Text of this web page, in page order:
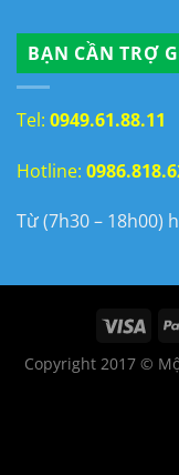
BẠN CẦN TRỢ
Tel: 0949.61.88.11
Hotline:
Từ (7h30 – 18h00)
Copyright 2017 ©